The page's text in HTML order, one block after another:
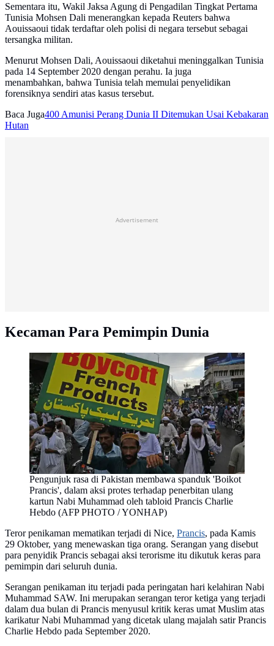
Sementara itu, Wakil Jaksa Agung di Pengadilan Tingkat Pertama
Tunisia Mohsen Dali menerangkan kepada Reuters bahwa
Aouissaoui tidak terdaftar oleh polisi di negara tersebut sebagai
tersangka militan.
Menurut Mohsen Dali, Aouissaoui diketahui meninggalkan Tunisia
pada 14 September 2020 dengan perahu. Ia juga
menambahkan, bahwa Tunisia telah memulai penyelidikan
forensiknya sendiri atas kasus tersebut.
Baca Juga400 Amunisi Perang Dunia II Ditemukan Usai Kebakaran
Hutan
Advertisement
Kecaman Para Pemimpin Dunia
Pengunjuk rasa di Pakistan membawa spanduk 'Boikot
Prancis', dalam aksi protes terhadap penerbitan ulang
kartun Nabi Muhammad oleh tabloid Prancis Charlie
Hebdo (AFP PHOTO / YONHAP)
Teror penikaman mematikan terjadi di Nice, Prancis, pada Kamis
29 Oktober, yang menewaskan tiga orang. Serangan yang disebut
para penyidik Prancis sebagai aksi terorisme itu dikutuk keras para
pemimpin dari seluruh dunia.
Serangan penikaman itu terjadi pada peringatan hari kelahiran Nabi
Muhammad SAW. Ini merupakan serangan teror ketiga yang terjadi
dalam dua bulan di Prancis menyusul kritik keras umat Muslim atas
karikatur Nabi Muhammad yang dicetak ulang majalah satir Prancis
Charlie Hebdo pada September 2020.